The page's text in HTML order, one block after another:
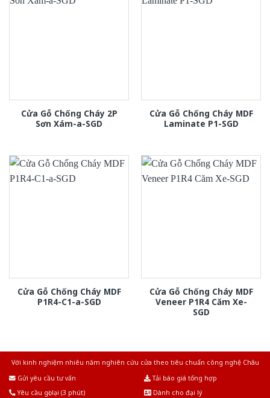
Cửa Gỗ Chống Cháy 2P
Sơn Xám-a-SGD
Cửa Gỗ Chống Cháy MDF
Laminate P1-SGD
Cửa Gỗ Chống Cháy MDF
P1R4-C1-a-SGD
Cửa Gỗ Chống Cháy MDF
Veneer P1R4 Căm Xe-
SGD
Với kinh nghiệm nhiêu năm nghiên cứu cửa theo tiêu chuẩn công nghệ Châu
Gửi yêu cầu tư vấn
Tải báo giá tổng hợp
Yêu cầu gọi lại (3 phút)
Dành cho đại lý